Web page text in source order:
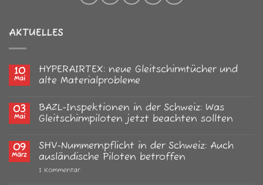
AKTUELLES
10
Mai
HYPERAIRTEX: neue Gleitschirmtücher und
alte Materialprobleme
zu
HYPERAIRTEX:
neue
alte
Materialprobleme
03
Mai
BAZL-Inspektionen in der Schweiz: Was
Gleitschirmpiloten jetzt beachten sollten
zu
BAZL-
Inspektionen
in
09
März
SHV-Nummernpflicht in der Schweiz: Auch
ausländische Piloten betroffen
1 Kommentarzu